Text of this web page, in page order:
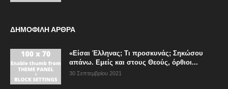
ΔΗΜΟΦΙΛΗ ΑΡΘΡΑ
«Είσαι Έλληνας; Τι προσκυνάς; Σηκώσου
απάνω. Εμείς και στους Θεούς, όρθιοι...
30 Σεπτεμβρίου 2021